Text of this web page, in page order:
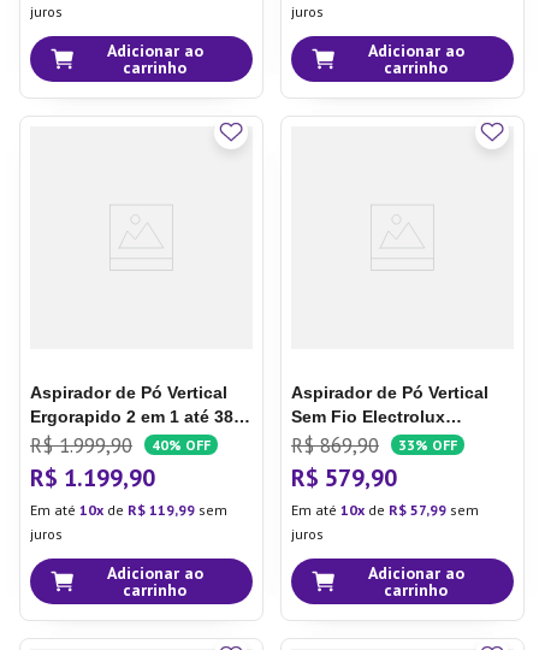
juros
Adicionar ao
carrinho
juros
Adicionar ao
carrinho
Aspirador de Pó Vertical
Ergorapido 2 em 1 até 38
min Dourado (ERG26)
R$ 1.999,90 40% OFF
R$ 1.199,90
Em até 10 de R$ 119,99 sem
juros
Adicionar ao
carrinho
Aspirador de Pó Vertical
Sem Fio Electrolux
Ergorapido 3 em 1
Cyclonic Power 30 min
Cinza (PTEC100)
R$ 869,90 33% OFF
R$ 579,90
Em até 10 de R$ 57,99 sem
juros
Adicionar ao
carrinho